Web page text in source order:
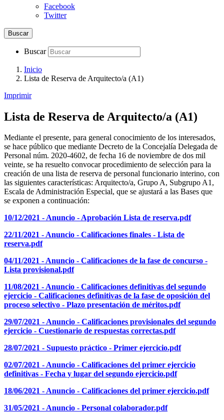
Facebook
Twitter
Buscar
Buscar
Inicio
Lista de Reserva de Arquitecto/a (A1)
Imprimir
Lista de Reserva de Arquitecto/a (A1)
Mediante el presente, para general conocimiento de los interesados,
se hace público que mediante Decreto de la Concejalía Delegada de
Personal núm. 2020-4602, de fecha 16 de noviembre de dos mil
veinte, se ha resuelto convocar procedimiento de selección para la
creación de una lista de reserva de personal funcionario interino, con
las siguientes características: Arquitecto/a, Grupo A, Subgrupo A1,
Escala de Administración Especial, que se ajustará a las Bases que
se exponen a continuación:
10/12/2021 - Anuncio - Aprobación Lista de reserva.pdf
22/11/2021 - Anuncio - Calificaciones finales - Lista de
reserva.pdf
04/11/2021 - Anuncio - Calificaciones de la fase de concurso -
Lista provisional.pdf
11/08/2021 - Anuncio - Calificaciones definitivas del segundo
ejercicio - Calificaciones definitivas de la fase de oposición del
proceso selectivo - Plazo presentación de méritos.pdf
29/07/2021 - Anuncio - Calificaciones provisionales del segundo
ejercicio - Cuestionario de respuestas correctas.pdf
28/07/2021 - Supuesto práctico - Primer ejercicio.pdf
02/07/2021 - Anuncio - Calificaciones del primer ejercicio
definitivas - Fecha y lugar del segundo ejercicio.pdf
18/06/2021 - Anuncio - Calificaciones del primer ejercicio.pdf
31/05/2021 - Anuncio - Personal colaborador.pdf